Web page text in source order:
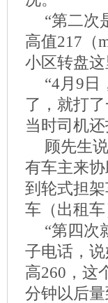
“第二次
高值217（
小区转盘
“4月9日
了，就打
当时司机
顾先生
有车主来
到轮式担
车（出租车
“第四次
子电话，
高260，这
分钟以后